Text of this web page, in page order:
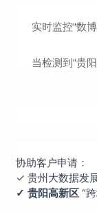
实时监控“数
当检测到“贵
协助客户申请：
✓ 贵州大数据发
✓ 贵阳高新区“